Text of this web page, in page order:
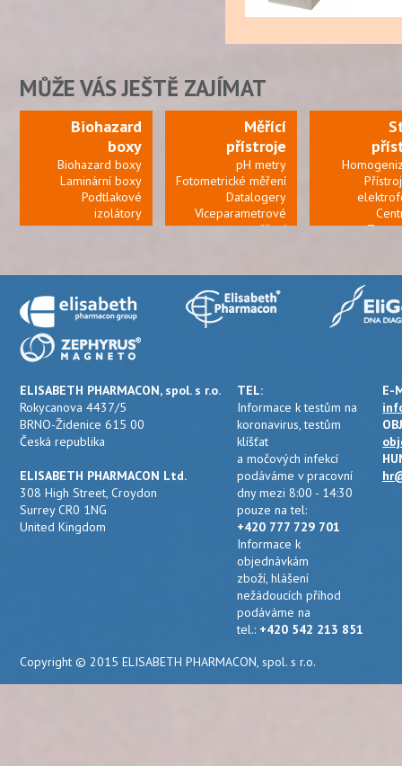
MŮŽE VÁS JEŠTĚ ZAJÍMAT
Biohazard
boxy
Biohazard boxy
Laminární boxy
Podtlakové
izolátory
Měřící
přístroje
pH metry
Fotometrické měření
Datalogery
Víceparametrové
měření
ELISABETH PHARMACON, spol. s r.o.
Rokycanova 4437/5
BRNO-Židenice 615 00
Česká republika
ELISABETH PHARMACON Ltd.
308 High Street, Croydon
Surrey CR0 1NG
United Kingdom
TEL:
Informace k testům na
koronavirus, testům
klíšťat
a močových infekcí
podáváme v pracovní
dny mezi 8:00 - 14:30
pouze na tel:
+420 777 729 701
Informace k
objednávkám
zboží, hlášení
nežádoucích příhod
podáváme na
tel.: +420 542 213 851
E-
Copyright © 2015 ELISABETH PHARMACON, spol. s r.o.